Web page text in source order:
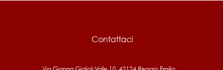
Contattaci